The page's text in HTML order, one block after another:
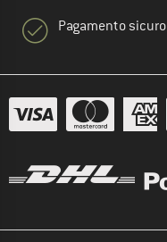
Pagamento sicuro